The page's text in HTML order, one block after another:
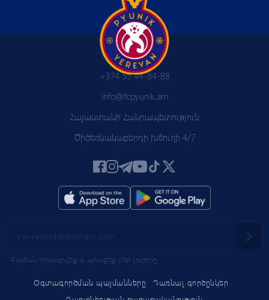
Օգտագործման պայմանները
Դառնալ գործընկեր
+374 55 44-84-88
info@fcpyunik.am
Հայաստանի Հանրապետություն
Ծիծեռնակաբերդի խճուղի 4/7
Բաժանորդագրվեք և ստացեք մեր լուրերը